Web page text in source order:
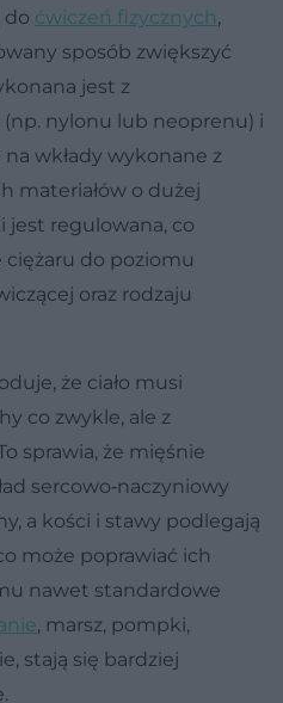
do ćwiczeń fizycznych,
sposób zwiększyć
jest z
(np. nylonu lub neoprenu) i
wkłady wykonane z
materiałów o dużej
jest regulowana, co
do poziomu
oraz rodzaju
że ciało musi
co zwykle, ale z
sprawia, że mięśnie
sercowo‑naczyniowy
a kości i stawy podlegają
może poprawiać ich
nawet standardowe
, marsz, pompki,
stają się bardziej